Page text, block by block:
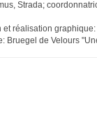
Strada;
et réalisation
Bruegel de Velours